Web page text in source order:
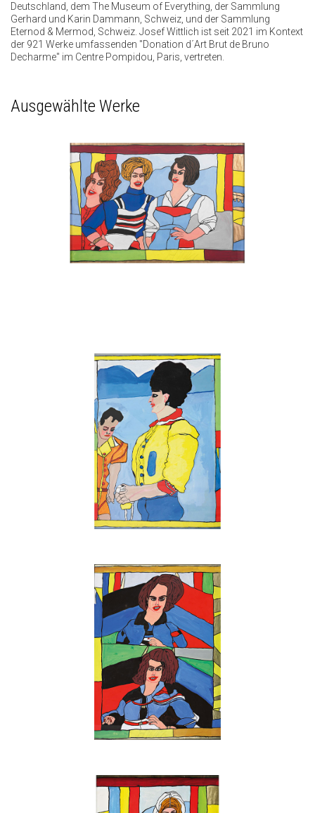
Deutschland, dem The Museum of Everything, der Sammlung
Gerhard und Karin Dammann, Schweiz, und der Sammlung
Eternod & Mermod, Schweiz. Josef Wittlich ist seit 2021 im Kontext
der 921 Werke umfassenden "Donation d´Art Brut de Bruno
Decharme" im Centre Pompidou, Paris, vertreten.
Ausgewählte Werke